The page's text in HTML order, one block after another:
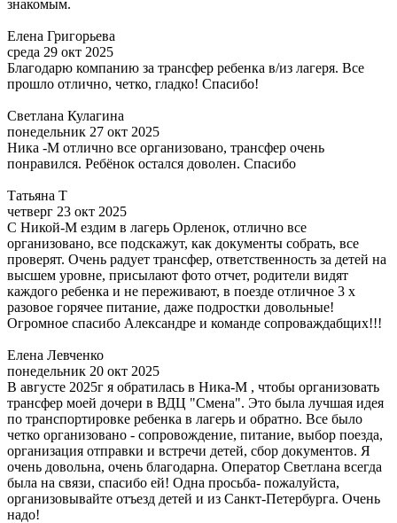
знакомым.
Елена Григорьева
среда 29 окт 2025
Благодарю компанию за трансфер ребенка в/из лагеря. Все
прошло отлично, четко, гладко! Спасибо!
Светлана Кулагина
понедельник 27 окт 2025
Ника -М отлично все организовано, трансфер очень
понравился. Ребёнок остался доволен. Спасибо
Татьяна Т
четверг 23 окт 2025
С Никой-М ездим в лагерь Орленок, отлично все
организовано, все подскажут, как документы собрать, все
проверят. Очень радует трансфер, ответственность за детей на
высшем уровне, присылают фото отчет, родители видят
каждого ребенка и не переживают, в поезде отличное 3 х
разовое горячее питание, даже подростки довольные!
Огромное спасибо Александре и команде сопроваждабщих!!!
Елена Левченко
понедельник 20 окт 2025
В августе 2025г я обратилась в Ника-М , чтобы организовать
трансфер моей дочери в ВДЦ "Смена". Это была лучшая идея
по транспортировке ребенка в лагерь и обратно. Все было
четко организовано - сопровождение, питание, выбор поезда,
организация отправки и встречи детей, сбор документов. Я
очень довольна, очень благодарна. Оператор Светлана всегда
была на связи, спасибо ей! Одна просьба- пожалуйста,
организовывайте отъезд детей и из Санкт-Петербурга. Очень
надо!